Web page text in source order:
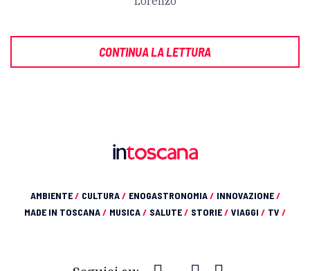
CONTINUA LA LETTURA
AMBIENTE/ CULTURA/ ENOGASTRONOMIA/ INNOVAZIONE/
MADE IN TOSCANA/ MUSICA/ SALUTE/ STORIE/ VIAGGI / TV /